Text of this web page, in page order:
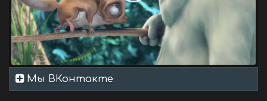
Мы ВКонтакте